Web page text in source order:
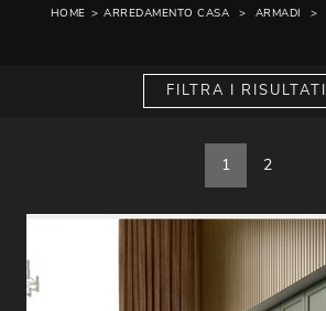
HOME > ARREDAMENTO CASA > ARMADI >
FILTRA I RISULTATI
1 2